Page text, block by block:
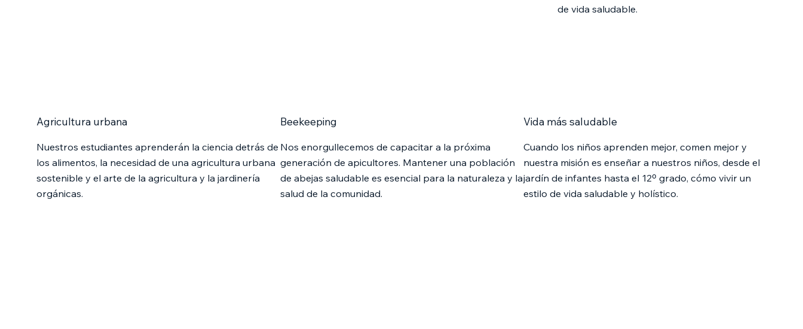
de vida saludable.
Agricultura urbana
Nuestros estudiantes aprenderán la ciencia detrás de
los alimentos, la necesidad de una agricultura urbana
sostenible y el arte de la agricultura y la jardinería
orgánicas.
Beekeeping
Nos enorgullecemos de capacitar a la próxima
generación de apicultores. Mantener una población
de abejas saludable es esencial para la naturaleza y la
salud de la comunidad.
Vida más saludable
Cuando los niños aprenden mejor, comen mejor y
nuestra misión es enseñar a nuestros niños, desde el
jardín de infantes hasta el 12º grado, cómo vivir un
estilo de vida saludable y holístico.